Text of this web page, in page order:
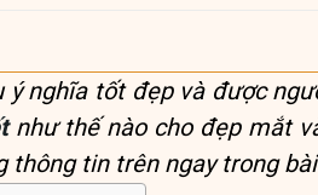
nghĩa tốt đẹp và được
như thế nào cho đẹp mắt
thông tin trên ngay trong